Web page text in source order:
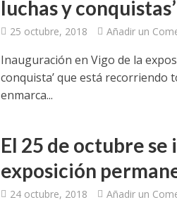
luchas y
25 octubre, 2018 Añadir un
Inauguración en Vigo de la
conquista’ que está recorriendo
enmarca...
El 25 de octubre se
exposición
24 octubre, 2018 Añadir un